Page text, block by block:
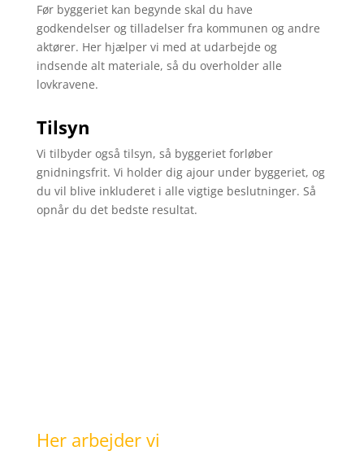
Før byggeriet kan begynde skal du have
godkendelser og tilladelser fra kommunen og andre
aktører. Her hjælper vi med at udarbejde og
indsende alt materiale, så du overholder alle
lovkravene.
Tilsyn
Vi tilbyder også tilsyn, så byggeriet forløber
gnidningsfrit. Vi holder dig ajour under byggeriet, og
du vil blive inkluderet i alle vigtige beslutninger. Så
opnår du det bedste resultat.
Her arbejder vi